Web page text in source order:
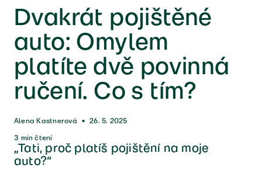
Dvakrát pojištěné
auto: Omylem
platíte dvě povinná
ručení. Co s tím?
Alena Kastnerová • 26. 5. 2025
3 min čtení
„Tati, proč platíš pojištění na moje
auto?“